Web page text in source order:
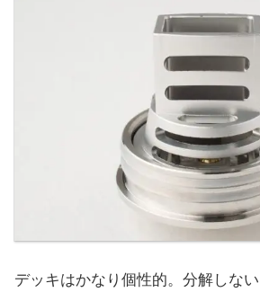
デッキはかなり個性的。分解しな